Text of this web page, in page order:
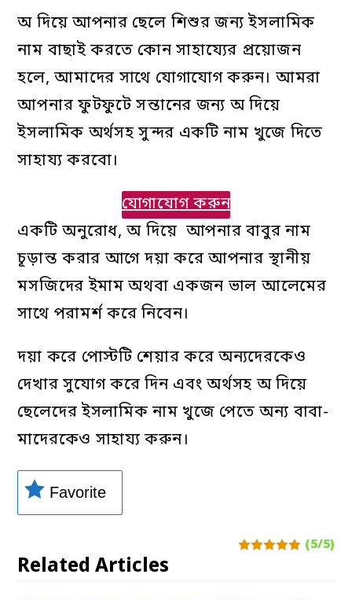
অ দিয়ে আপনার ছেলে শিশুর জন্য ইসলামিক
নাম বাছাই করতে কোন সাহায্যের প্রয়োজন
হলে, আমাদের সাথে যোগাযোগ করুন। আমরা
আপনার ফুটফুটে সন্তানের জন্য অ দিয়ে
ইসলামিক অর্থসহ সুন্দর একটি নাম খুজে দিতে
সাহায্য করবো।
যোগাযোগ করুন
একটি অনুরোধ, অ দিয়ে আপনার বাবুর নাম
চূড়ান্ত করার আগে দয়া করে আপনার স্থানীয়
মসজিদের ইমাম অথবা একজন ভাল আলেমের
সাথে পরামর্শ করে নিবেন।
দয়া করে পোস্টটি শেয়ার করে অন্যদেরকেও
দেখার সুযোগ করে দিন এবং অর্থসহ অ দিয়ে
ছেলেদের ইসলামিক নাম খুজে পেতে অন্য বাবা-
মাদেরকেও সাহায্য করুন।
Favorite
(5/5)
Related Articles